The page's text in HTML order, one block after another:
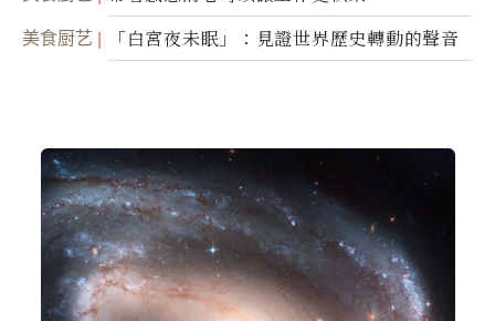
美食厨艺 「白宮夜未眠」：見證世界歷史轉動的聲音